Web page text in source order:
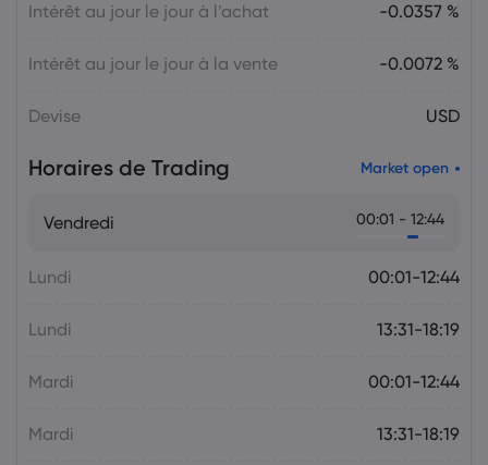
Semaine à venir : Les données sur
La semaine à venir : l'attention se tourne
Intérêt au jour le jour à l’achat -0.0357 %
Intérêt au jour le jour à la vente -0.0072 %
Devise USD
Horaires de Trading Market open
Vendredi 00:01 - 12:44
Lundi 00:01-12:44
Lundi 13:31-18:19
Mardi 00:01-12:44
Mardi 13:31-18:19